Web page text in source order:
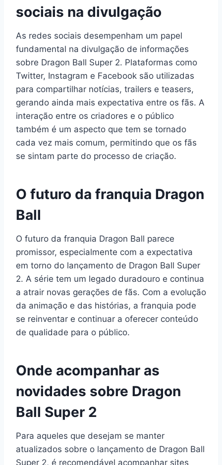
sociais na divulgação
As redes sociais desempenham um papel
fundamental na divulgação de informações
sobre Dragon Ball Super 2. Plataformas como
Twitter, Instagram e Facebook são utilizadas
para compartilhar notícias, trailers e teasers,
gerando ainda mais expectativa entre os fãs. A
interação entre os criadores e o público
também é um aspecto que tem se tornado
cada vez mais comum, permitindo que os fãs
se sintam parte do processo de criação.
O futuro da franquia Dragon
Ball
O futuro da franquia Dragon Ball parece
promissor, especialmente com a expectativa
em torno do lançamento de Dragon Ball Super
2. A série tem um legado duradouro e continua
a atrair novas gerações de fãs. Com a evolução
da animação e das histórias, a franquia pode
se reinventar e continuar a oferecer conteúdo
de qualidade para o público.
Onde acompanhar as
novidades sobre Dragon
Ball Super 2
Para aqueles que desejam se manter
atualizados sobre o lançamento de Dragon Ball
Super 2, é recomendável acompanhar sites